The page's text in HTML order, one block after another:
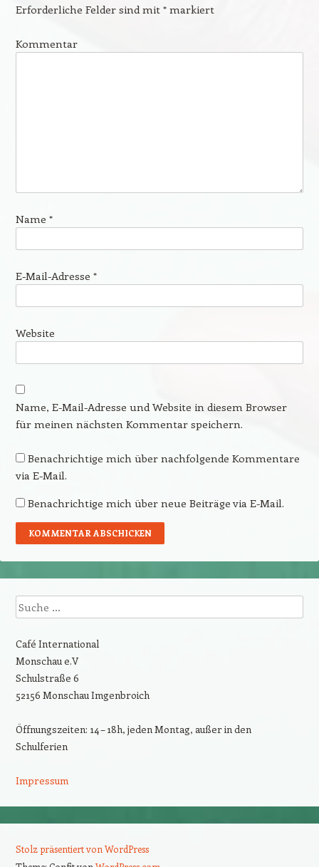
Erforderliche Felder sind mit *markiert
Kommentar
Name *
E-Mail-Adresse *
Website
Name, E-Mail-Adresse und Website in diesem Browser
für meinen nächsten Kommentar speichern.
Benachrichtige mich über nachfolgende Kommentare
via E-Mail.
Benachrichtige mich über neue Beiträge via E-Mail.
Suche
Café International
Monschau e.V
Schulstraße 6
52156 Monschau Imgenbroich
Öffnungszeiten: 14 – 18h, jeden Montag, außer in den
Schulferien
Impressum
Stolz präsentiert von WordPress